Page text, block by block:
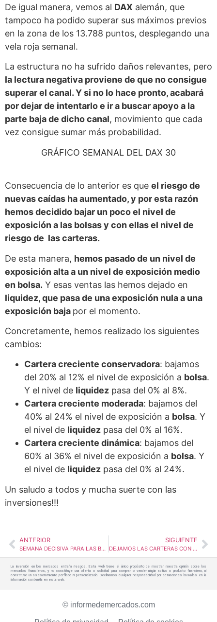
De igual manera, vemos al DAX alemán, que
tampoco ha podido superar sus máximos previos
en la zona de los 13.788 puntos, desplegando una
vela roja semanal.
La estructura no ha sufrido daños relevantes, pero
la lectura negativa proviene de que no consigue
superar el canal. Y si no lo hace pronto, acabará
por dejar de intentarlo e ir a buscar apoyo a la
parte baja de dicho canal, movimiento que cada
vez consigue sumar más probabilidad.
GRÁFICO SEMANAL DEL DAX 30
Consecuencia de lo anterior es que el riesgo de
nuevas caídas ha aumentado, y por esta razón
hemos decidido bajar un poco el nivel de
exposición a las bolsas y con ellas el nivel de
riesgo de las carteras.
De esta manera, hemos pasado de un nivel de
exposición alta a un nivel de exposición medio
en bolsa. Y esas ventas las hemos dejado en
liquidez, que pasa de una exposición nula a una
exposición baja por el momento.
Concretamente, hemos realizado los siguientes
cambios:
Cartera creciente conservadora: bajamos
del 20% al 12% el nivel de exposición a bolsa.
Y el nivel de liquidez pasa del 0% al 8%.
Cartera creciente moderada: bajamos del
40% al 24% el nivel de exposición a bolsa. Y
el nivel de liquidez pasa del 0% al 16%.
Cartera creciente dinámica: bajamos del
60% al 36% el nivel de exposición a bolsa. Y
el nivel de liquidez pasa del 0% al 24%.
Un saludo a todos y mucha suerte con las
inversiones!!!
ANTERIOR
SEMANA DECISIVA PARA LAS BOLSAS: ¿SERÁN CAPACES DE SUPERAR SUS RESISTENCIAS DE MEDIO Y LARGO PLAZO?
SIGUIENTE
DEJAMOS LAS CARTERAS CON EXPOSICIÓN NULA A BOLSAS!
La inversión en los mercados entraña riesgos. Esta web tiene el único propósito de mostrar nuestra opinión sobre los
mercados financieros, y no constituye una oferta o solicitud para comprar o vender ningún activo o producto financiero, ni
constituye un asesoramiento perfilado ni personalizado. Declinamos cualquier responsabilidad por actuaciones basadas en la
información contenida en esta web.
© informedemercados.com